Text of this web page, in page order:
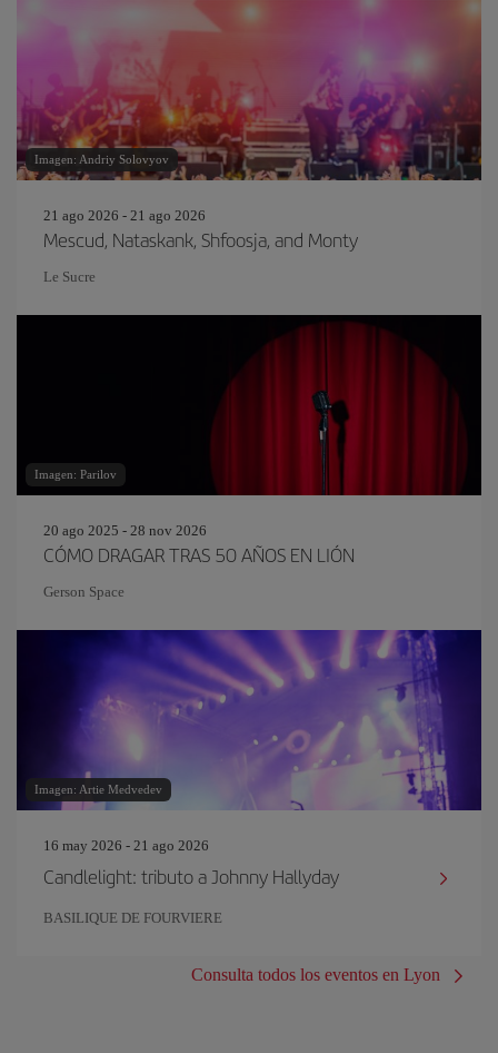
Imagen: Andriy Solovyov
21 ago 2026 - 21 ago 2026
Mescud, Nataskank, Shfoosja, and Monty
Le Sucre
Imagen: Parilov
20 ago 2025 - 28 nov 2026
CÓMO DRAGAR TRAS 50 AÑOS EN LIÓN
Gerson Space
Imagen: Artie Medvedev
16 may 2026 - 21 ago 2026
Candlelight: tributo a Johnny Hallyday
BASILIQUE DE FOURVIERE
Consulta todos los eventos en Lyon